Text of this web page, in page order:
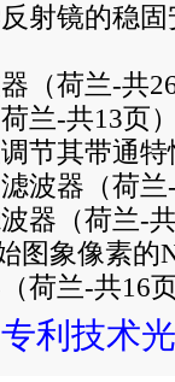
射镜的稳
（荷兰-共
兰-共13页
节其带通
波器（荷
器（荷兰-
图象像素
荷兰-共16
利技术